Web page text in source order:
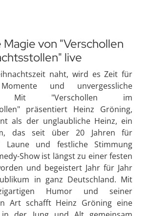
von "Verschollen
live
naht, wird es Zeit für
und unvergessliche
Mit "Verschollen im
präsentiert Heinz Gröning,
als der unglaubliche Heinz, ein
das seit über 20 Jahren für
Laune und festliche Stimmung
Show ist längst zu einer festen
und begeistert Jahr für Jahr
in ganz Deutschland. Mit
Humor und seiner
Art schafft Heinz Gröning eine